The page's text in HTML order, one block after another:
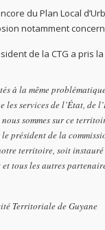
du Plan Local
notamment
de la CTG a pris
à la même
services de l’État, de
sommes sur ce
président de la
territoire, soit
et tous les autres
Territoriale de Guyane